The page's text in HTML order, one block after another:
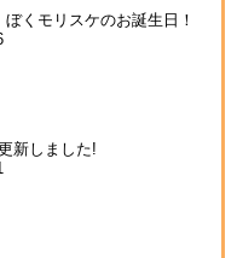
ぼくモリスケのお誕生日！
新しました!